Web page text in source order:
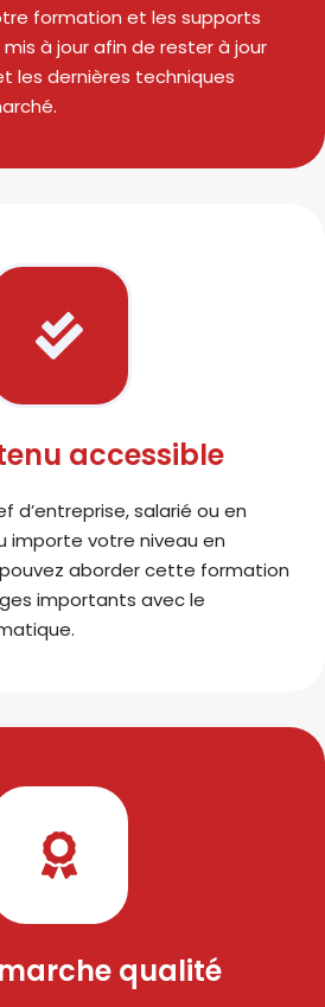
formation et les supports
à jour afin de rester à jour
les dernières techniques
accessible
d’entreprise, salarié ou en
importe votre niveau en
aborder cette formation
importants avec le
qualité